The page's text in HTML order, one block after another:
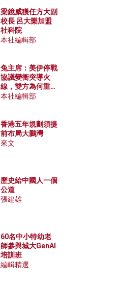
梁鏡威獲任方大副
校長 呂大樂加盟
社科院
本社編輯部
兔主席：美伊停戰
協議變衝突導火
線，雙方為何重啟
戰爭？伊朗一早洞
本社編輯部
香港五年規劃須提
前布局大鵬灣
來文
歷史給中國人一個
公道
張建雄
60名中小特幼老
師參與城大GenAI
培訓班
編輯精選